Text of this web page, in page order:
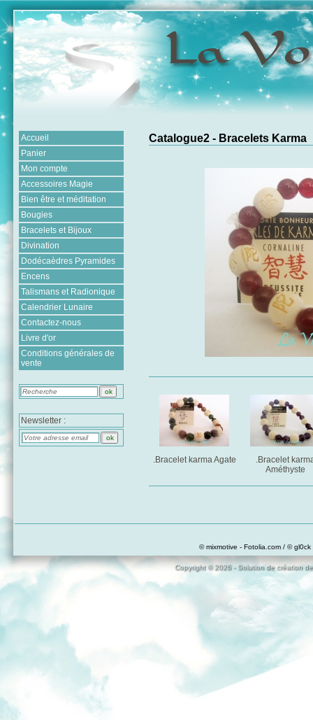
Accueil
Panier
Mon compte
Accessoires Magie
Bien être et méditation
Bougies
Bracelets et Bijoux
Divination
Dodécaèdres Pyramides
Encens
Talismans et Radionique
Calendrier Lunaire
Contactez-nous
Livre d'or
Conditions générales de
vente
Newsletter :
Catalogue2 - Bracelets Karma
.Bracelet karma Agate
.Bracelet
Améthyste
© mixmotive - Fotolia.com / ©
Copyright © 2026 - Solution de création